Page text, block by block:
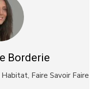
Borderie
Habitat, Faire Savoir Faire